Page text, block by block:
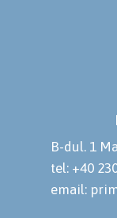
B-dul. 1
tel: +40
email: